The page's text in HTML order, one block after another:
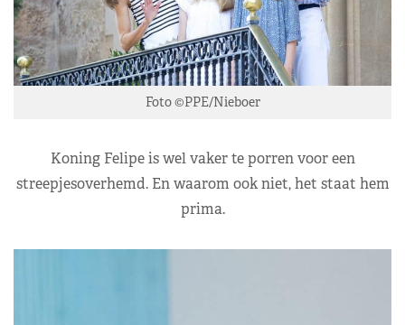
Foto ©PPE/Nieboer
Koning Felipe is wel vaker te porren voor een
streepjesoverhemd. En waarom ook niet, het staat hem
prima.